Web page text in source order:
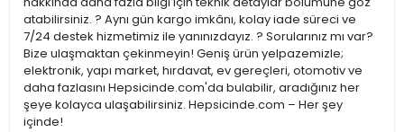
atabilirsiniz. ? Aynı gün kargo imkânı, kolay iade süreci ve
7/24 destek hizmetimiz ile yanınızdayız. ? Sorularınız mı var?
Bize ulaşmaktan çekinmeyin! Geniş ürün yelpazemizle;
elektronik, yapı market, hırdavat, ev gereçleri, otomotiv ve
daha fazlasını Hepsicinde.com'da bulabilir, aradığınız her
şeye kolayca ulaşabilirsiniz. Hepsicinde.com – Her şey
içinde!